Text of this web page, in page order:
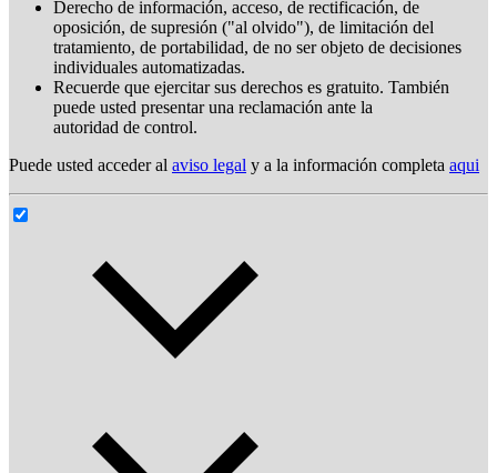
Derecho de información, acceso, de rectificación, de
oposición, de supresión ("al olvido"), de limitación del
tratamiento, de portabilidad, de no ser objeto de decisiones
individuales automatizadas.
Recuerde que ejercitar sus derechos es gratuito. También
puede usted presentar una reclamación ante la
autoridad de control.
Puede usted acceder al aviso legal y a la información completa aqui